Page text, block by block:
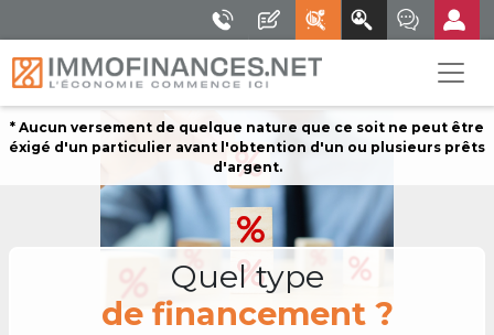
* Aucun versement de quelque nature que ce soit ne peut être
éxigé d'un particulier avant l'obtention d'un ou plusieurs prêts
d'argent.
Quel type
de financement ?